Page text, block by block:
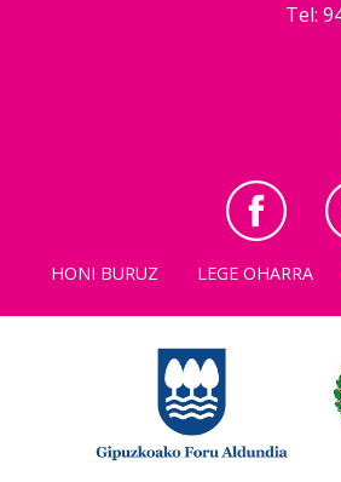
Tel:
HONI BURUZ LEGE OHARRA